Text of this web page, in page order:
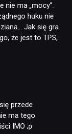
nie ma „mocy”.
huku nie
Jak się gra
że jest to TPS,
przede
ma tego
IMO ;p